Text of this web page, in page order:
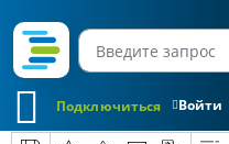
Войти
Подключиться